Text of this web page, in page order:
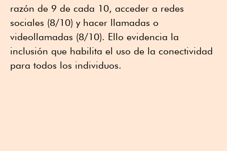
razón de 9 de cada 10, acceder a redes
sociales (8/10) y hacer llamadas o
videollamadas (8/10). Ello evidencia la
inclusión que habilita el uso de la conectividad
para todos los individuos.